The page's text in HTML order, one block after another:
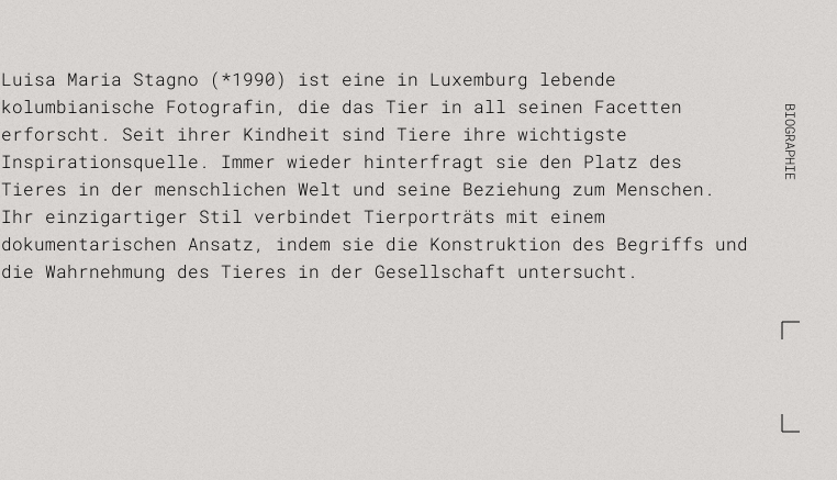
Luisa Maria Stagno (*1990) ist eine in Luxemburg lebende
kolumbianische Fotografin, die das Tier in all seinen Facetten
erforscht. Seit ihrer Kindheit sind Tiere ihre wichtigste
Inspirationsquelle. Immer wieder hinterfragt sie den Platz des
Tieres in der menschlichen Welt und seine Beziehung zum Menschen.
Ihr einzigartiger Stil verbindet Tierporträts mit einem
dokumentarischen Ansatz, indem sie die Konstruktion des Begriffs und
die Wahrnehmung des Tieres in der Gesellschaft untersucht.